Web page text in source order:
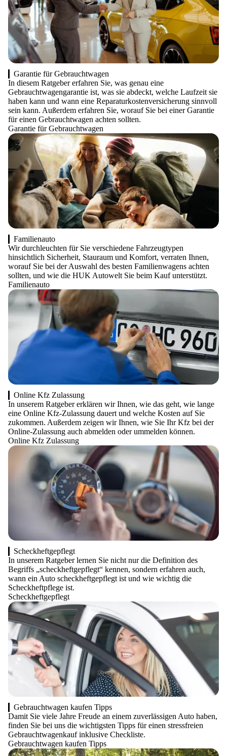
Garantie für Gebrauchtwagen
In diesem Ratgeber erfahren Sie, was genau eine
Gebrauchtwagengarantie ist, was sie abdeckt, welche Laufzeit sie
haben kann und wann eine Reparaturkostenversicherung sinnvoll
sein kann. Außerdem erfahren Sie, worauf Sie bei einer Garantie
für einen Gebrauchtwagen achten sollten.
Garantie für Gebrauchtwagen
Familienauto
Wir durchleuchten für Sie verschiedene Fahrzeugtypen
hinsichtlich Sicherheit, Stauraum und Komfort, verraten Ihnen,
worauf Sie bei der Auswahl des besten Familienwagens achten
sollten, und wie die HUK Autowelt Sie beim Kauf unterstützt.
Familienauto
Online Kfz Zulassung
In unserem Ratgeber erklären wir Ihnen, wie das geht, wie lange
eine Online Kfz-Zulassung dauert und welche Kosten auf Sie
zukommen. Außerdem zeigen wir Ihnen, wie Sie Ihr Kfz bei der
Online-Zulassung auch abmelden oder ummelden können.
Online Kfz Zulassung
Scheckheftgepflegt
In unserem Ratgeber lernen Sie nicht nur die Definition des
Begriffs „scheckheftgepflegt“ kennen, sondern erfahren auch,
wann ein Auto scheckheftgepflegt ist und wie wichtig die
Scheckheftpflege ist.
Scheckheftgepflegt
Gebrauchtwagen kaufen Tipps
Damit Sie viele Jahre Freude an einem zuverlässigen Auto haben,
finden Sie bei uns die wichtigsten Tipps für einen stressfreien
Gebrauchtwagenkauf inklusive Checkliste.
Gebrauchtwagen kaufen Tipps